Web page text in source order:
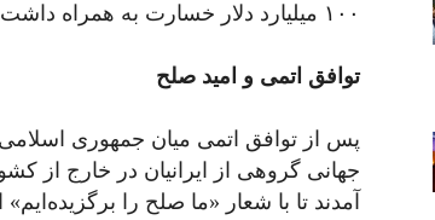
۱۰۰ میلیارد دلار خسارت به همراه داشت.
توافق اتمی و امید صلح
پس از توافق اتمی میان جمهوری
جهانی گروهی از ایرانیان در خارج از
آمدند تا با شعار «ما صلح را